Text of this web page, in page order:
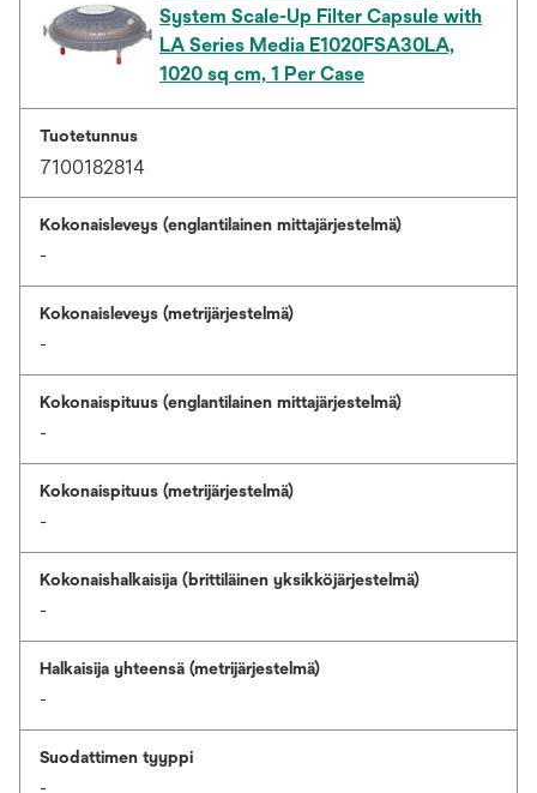
System Scale-Up Filter Capsule with
LA Series Media E1020FSA30LA,
1020 sq cm, 1 Per Case
Tuotetunnus
7100182814
Kokonaisleveys (englantilainen mittajärjestelmä)
-
Kokonaisleveys (metrijärjestelmä)
-
Kokonaispituus (englantilainen mittajärjestelmä)
-
Kokonaispituus (metrijärjestelmä)
-
Kokonaishalkaisija (brittiläinen yksikköjärjestelmä)
-
Halkaisija yhteensä (metrijärjestelmä)
-
Suodattimen tyyppi
-